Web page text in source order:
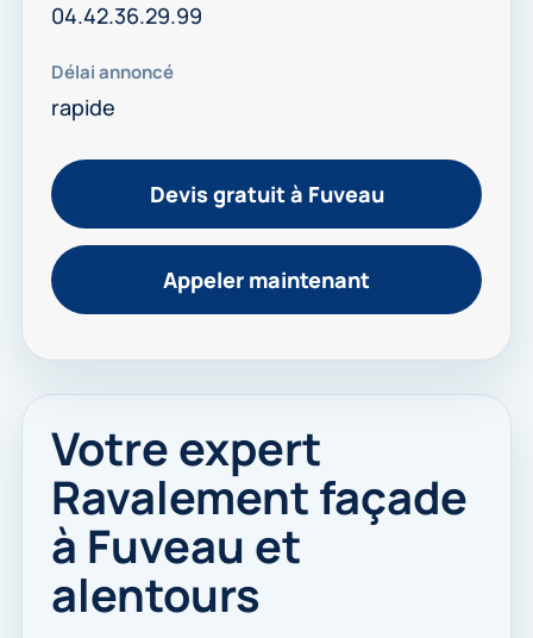
04.42.36.29.99
Délai annoncé
rapide
Devis gratuit à Fuveau
Appeler maintenant
Votre expert
Ravalement façade
à Fuveau et
alentours